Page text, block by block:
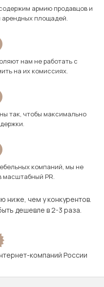
армию продавцов и
арендных площадей.
нам не работать с
на их комиссиях.
так, чтобы максимально
компаний, мы не
масштабный PR.
ниже, чем у конкурентов.
дешевле в 2-3 раза.
компаний России